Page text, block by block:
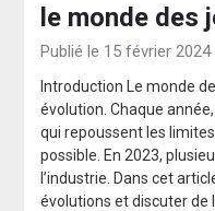
le monde des
Publié le 15 février 2024
Introduction Le monde
évolution. Chaque
qui repoussent les
possible. En 2023,
l’industrie. Dans cet
évolutions et discuter de